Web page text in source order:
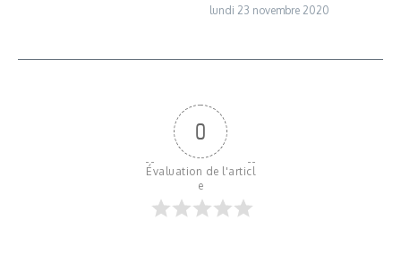
lundi 23 novembre 2020
0
Évaluation de l'articl
e